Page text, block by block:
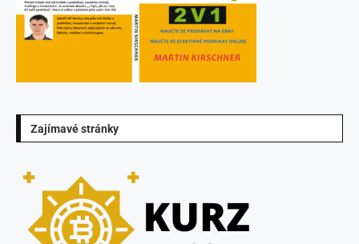
Zajímavé stránky